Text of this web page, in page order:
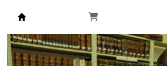
Biblioteca Universidad